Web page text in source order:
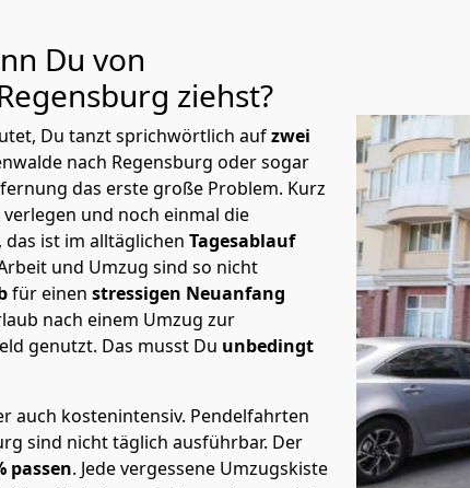
Du von
ziehst?
Du tanzt sprichwörtlich aufzwei
nach Regensburg oder sogar
das erste große Problem. Kurz
und noch einmal die
ist im alltäglichen Tagesablauf
und Umzug sind so nicht
für einen stressigen Neuanfang
nach einem Umzug zur
genutzt. Das musst Du unbedingt
auch kostenintensiv. Pendelfahrten
sind nicht täglich ausführbar. Der
passen. Jede vergessene Umzugskiste